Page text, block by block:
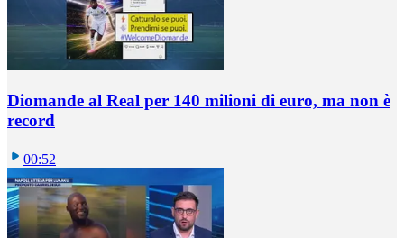
Diomande al Real per 140 milioni di euro, ma non è
record
00:52